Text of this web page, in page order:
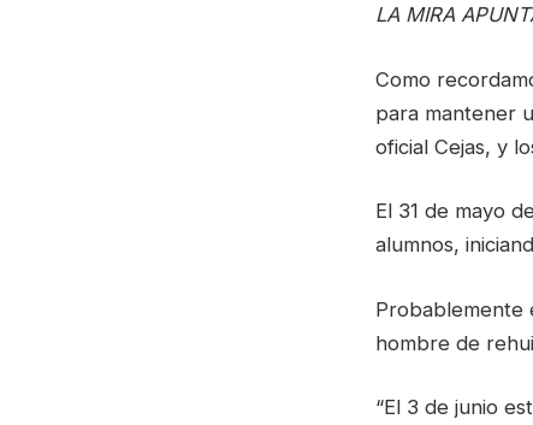
LA MIRA
Como
para mantener
oficial Cejas, y
El 31 de mayo
alumnos,
Probablemente
hombre de
“El 3 de junio